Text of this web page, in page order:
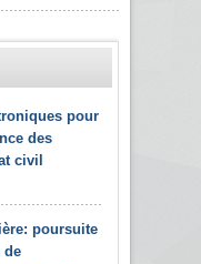
pour
des
civil
poursuite
de